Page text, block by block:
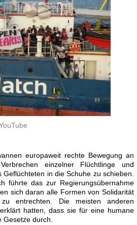
europaweit rechte Bewegung an
einzelner Flüchtlinge und
in die Schuhe zu schieben.
führte das zur Regierungsübernahme
sich daran alle Formen von Solidarität
entrechten. Die meisten anderen
hatten, dass sie für eine humane
durch.